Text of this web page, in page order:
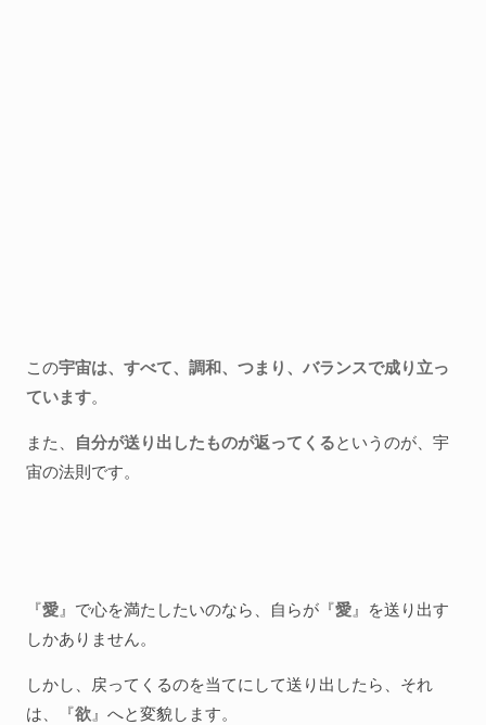
この宇宙は、すべて、調和、つまり、バランスで成り立っ
ています。
また、 自分が送り出したものが返ってくるというのが、宇
宙の法則です。
『愛』で心を満たしたいのなら、自らが『愛』を送り出す
しかありません。
しかし、戻ってくるのを当てにして送り出したら、それ
は、『欲』へと変貌します。